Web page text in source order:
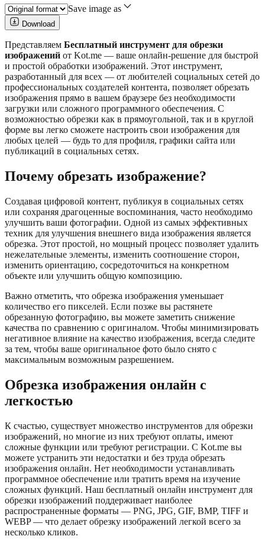
Save image as
Download
Представляем Бесплатный инструмент для обрезки
изображений от Kot.me — ваше онлайн-решение для быстрой
и простой обработки изображений. Этот инструмент,
разработанный для всех — от любителей социальных сетей до
профессиональных создателей контента, позволяет обрезать
изображения прямо в вашем браузере без необходимости
загрузки или сложного программного обеспечения. С
возможностью обрезки как в прямоугольной, так и в круглой
форме вы легко сможете настроить свои изображения для
любых целей — будь то для профиля, графики сайта или
публикаций в социальных сетях.
Почему обрезать изображение?
Создавая цифровой контент, публикуя в социальных сетях
или сохраняя драгоценные воспоминания, часто необходимо
улучшить ваши фотографии. Одной из самых эффективных
техник для улучшения внешнего вида изображения является
обрезка. Этот простой, но мощный процесс позволяет удалить
нежелательные элементы, изменить соотношение сторон,
изменить ориентацию, сосредоточиться на конкретном
объекте или улучшить общую композицию.
Важно отметить, что обрезка изображения уменьшает
количество его пикселей. Если позже вы растянете
обрезанную фотографию, вы можете заметить снижение
качества по сравнению с оригиналом. Чтобы минимизировать
негативное влияние на качество изображения, всегда следите
за тем, чтобы ваше оригинальное фото было снято с
максимальным возможным разрешением.
Обрезка изображения онлайн с
легкостью
К счастью, существует множество инструментов для обрезки
изображений, но многие из них требуют оплаты, имеют
сложные функции или требуют регистрации. С Kot.me вы
можете устранить эти недостатки и без труда обрезать
изображения онлайн. Нет необходимости устанавливать
программное обеспечение или тратить время на изучение
сложных функций. Наш бесплатный онлайн инструмент для
обрезки изображений поддерживает наиболее
распространенные форматы — PNG, JPG, GIF, BMP, TIFF и
WEBP — что делает обрезку изображений легкой всего за
несколько кликов.